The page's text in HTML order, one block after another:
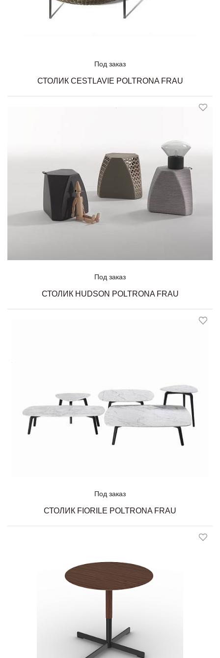
Под заказ
СТОЛИК CESTLAVIE POLTRONA FRAU
Под заказ
СТОЛИК HUDSON POLTRONA FRAU
Под заказ
СТОЛИК FIORILE POLTRONA FRAU